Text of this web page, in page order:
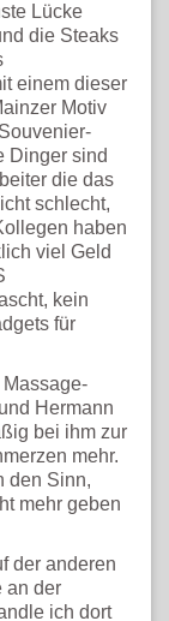
Lücke
die Steaks
einem dieser
Motiv
Dinger sind
die das
schlecht,
haben
viel Geld
kein
für
Hermann
bei ihm zur
mehr.
den Sinn,
mehr geben
der anderen
an der
ich dort